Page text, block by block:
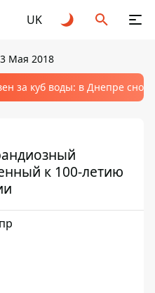
UK
Мая 2018
за куб воды: в Днепре
к 100-летию